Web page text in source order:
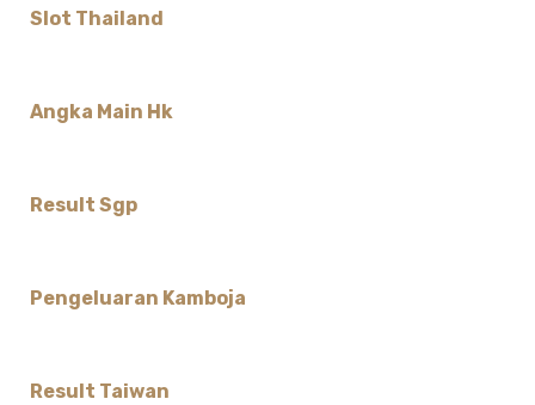
Slot Thailand
Angka Main Hk
Result Sgp
Pengeluaran Kamboja
Result Taiwan